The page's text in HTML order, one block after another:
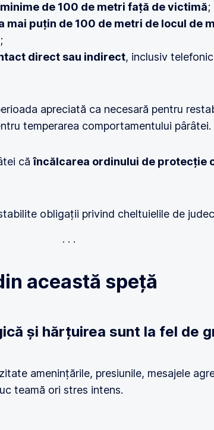
de 100 de metri față de victimă;
puțin de 100 de metri de locul de
direct sau indirect, inclusiv
apreciată ca necesară pentru
temperarea comportamentului pârâtei.
căîncălcarea ordinului de protecție
obligații privind cheltuielile de
această speță
și hărțuirea sunt la fel de
amenințările, presiunile, mesajele
teamă ori stres intens.